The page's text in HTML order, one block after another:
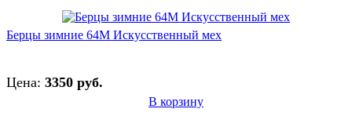
Берцы зимние 64М Искусственный мех
Цена: 3350 руб.
В корзину